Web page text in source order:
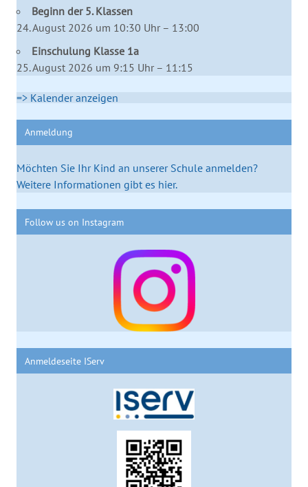
Beginn der 5. Klassen
24. August 2026 um 10:30 Uhr – 13:00
Einschulung Klasse 1a
25. August 2026 um 9:15 Uhr – 11:15
=> Kalender anzeigen
Anmeldung
Möchten Sie Ihr Kind an unserer Schule anmelden?
Weitere Informationen gibt es hier.
Follow us on Instagram
Anmeldeseite IServ